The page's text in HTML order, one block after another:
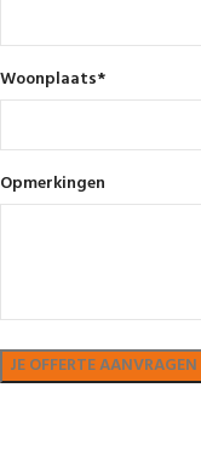
Woonplaats*
Opmerkingen